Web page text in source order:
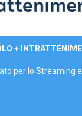
+
per lo Streaming